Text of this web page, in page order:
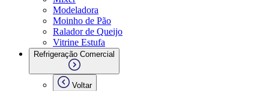
Modeladora
Moinho de Pão
Ralador de Queijo
Vitrine Estufa
Refrigeração Comercial
Voltar